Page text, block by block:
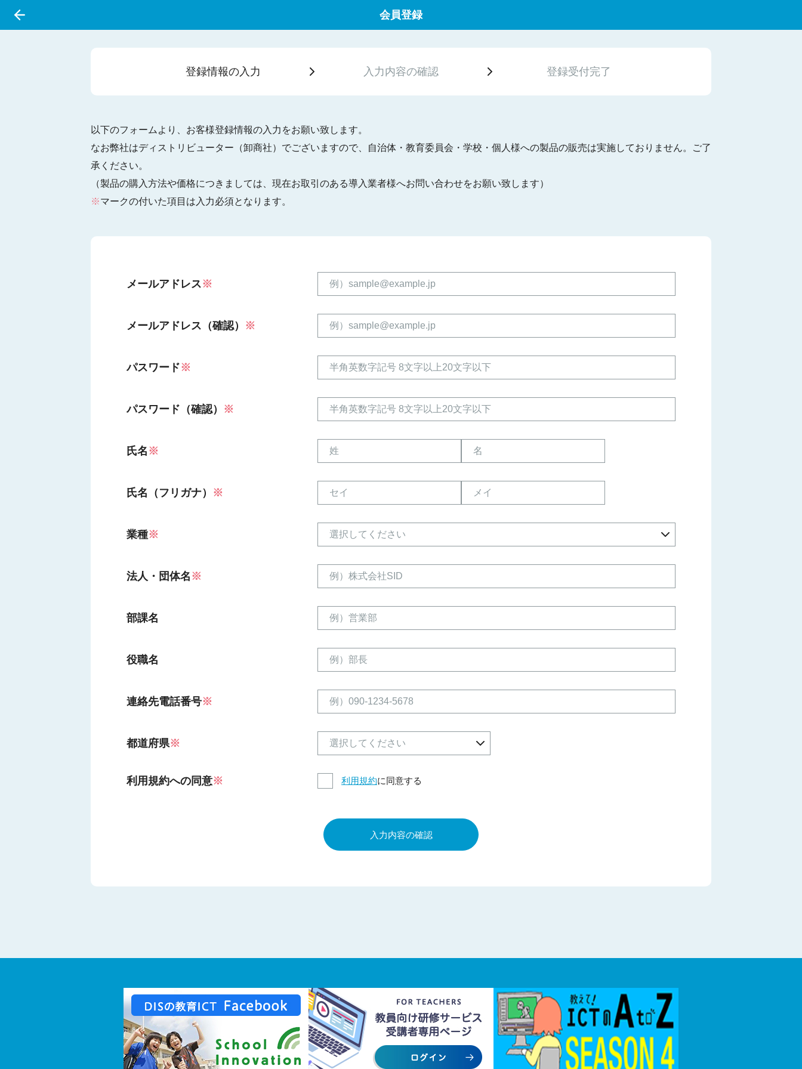
会員登録
登録情報の入力 入力内容の確認 登録受付完了
以下のフォームより、お客様登録情報の入力をお願い致します。
なお弊社はディストリビューター（卸商社）でございますので、自治体・教育委員会・学校・個人様への製品の販売は実施しておりません。ご了
承ください。
（製品の購入方法や価格につきましては、現在お取引のある導入業者様へお問い合わせをお願い致します）
※マークの付いた項目は入力必須となります。
メールアドレス※
メールアドレス（確認） ※
パスワード※
パスワード（確認） ※
氏名 ※
氏名（フリガナ） ※
業種※
法人・団体名 ※
部課名
役職名
連絡先電話番号※
都道府県※
利用規約への同意※ 利用規約に同意する
入力内容の確認